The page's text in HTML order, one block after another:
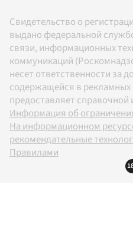
Свидетельство о
выдано федеральной
связи, информационных
коммуникаций
несет ответственности за
содержащейся в
предоставляет
Информация об
На информационном
рекомендательные
Правилами